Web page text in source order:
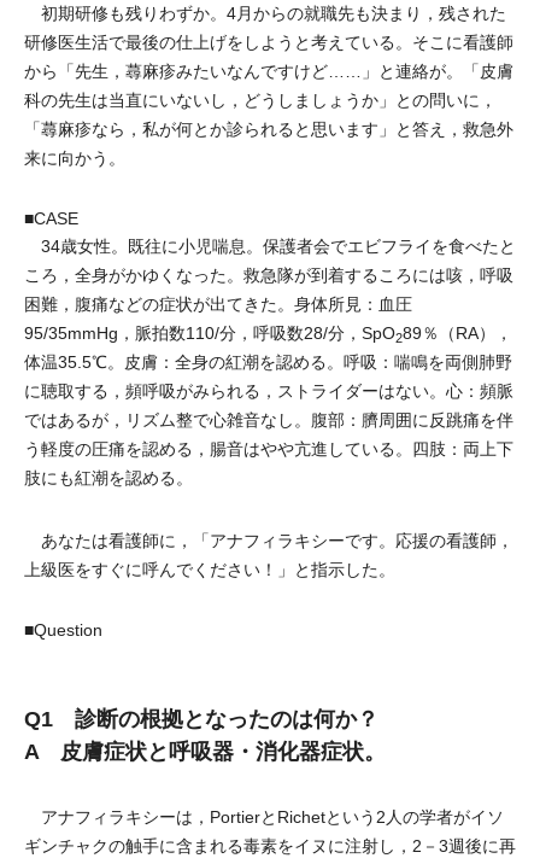
初期研修も残りわずか。4月からの就職先も決まり，残された
研修医生活で最後の仕上げをしようと考えている。そこに看護師
から「先生，蕁麻疹みたいなんですけど……」と連絡が。「皮膚
科の先生は当直にいないし，どうしましょうか」との問いに，
「蕁麻疹なら，私が何とか診られると思います」と答え，救急外
来に向かう。
■CASE
34歳女性。既往に小児喘息。保護者会でエビフライを食べたと
ころ，全身がかゆくなった。救急隊が到着するころには咳，呼吸
困難，腹痛などの症状が出てきた。身体所見：血圧
95/35mmHg，脈拍数110/分，呼吸数28/分，SpO289％（RA），
体温35.5℃。皮膚：全身の紅潮を認める。呼吸：喘鳴を両側肺野
に聴取する，頻呼吸がみられる，ストライダーはない。心：頻脈
ではあるが，リズム整で心雑音なし。腹部：臍周囲に反跳痛を伴
う軽度の圧痛を認める，腸音はやや亢進している。四肢：両上下
肢にも紅潮を認める。
あなたは看護師に，「アナフィラキシーです。応援の看護師，
上級医をすぐに呼んでください！」と指示した。
■Question
Q1 診断の根拠となったのは何か？
A 皮膚症状と呼吸器・消化器症状。
アナフィラキシーは，PortierとRichetという2人の学者がイソ
ギンチャクの触手に含まれる毒素をイヌに注射し，2－3週後に再